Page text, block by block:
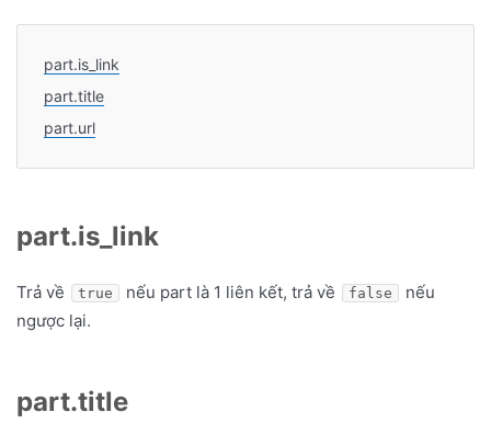
part.is_link
part.title
part.url
part.is_link
Trả về true nếu part là 1 liên kết, trả về false
nếu
ngược lại.
part.title